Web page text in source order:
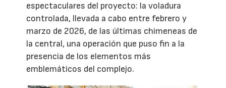
espectaculares del proyecto: la voladura
controlada, llevada a cabo entre febrero y
marzo de 2026, de las últimas chimeneas de
la central, una operación que puso fin a la
presencia de los elementos más
emblemáticos del complejo.